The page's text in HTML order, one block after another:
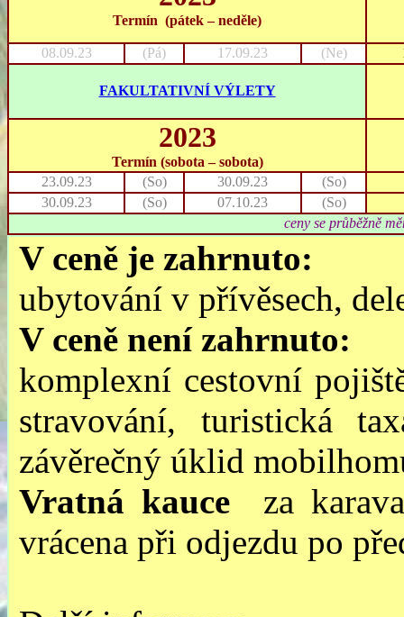
Termín (pátek– neděle)
08.09.23 (Pá) 17.09.23 (Ne)
FAKULTATIVNÍ VÝLETY
2023
Termín (sobota – sobota)
23.09.23
(So) 30.09.23
(So)
30.09.23
(So) 07.10.23
(So)
ceny se průběžně
V ceně je zahrnuto:
ubytování v přívěsech,
V ceně není zahrnuto:
komplexní cestovní
stravování, turistická
závěrečný úklid
Vratná kauce
za
vrácena při odjezdu po